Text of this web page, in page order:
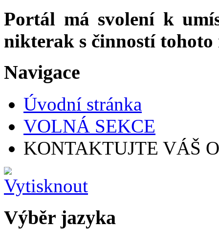
Portál má svolení k
nikterak s činností
Navigace
Úvodní stránka
VOLNÁ SEKCE
KONTAKTUJTE VÁŠ
Výběr jazyka